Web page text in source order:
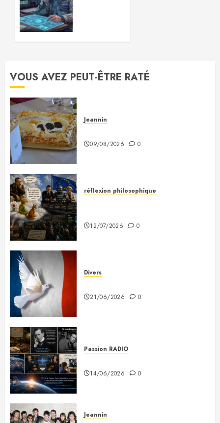
27/03/2026
VOUS AVEZ PEUT-ÊTRE RATÉ
Jeannin
09/08/2026 0
réflexion philosophique
12/07/2026 0
Divers
21/06/2026 0
Passion RADIO
14/06/2026 0
Jeannin